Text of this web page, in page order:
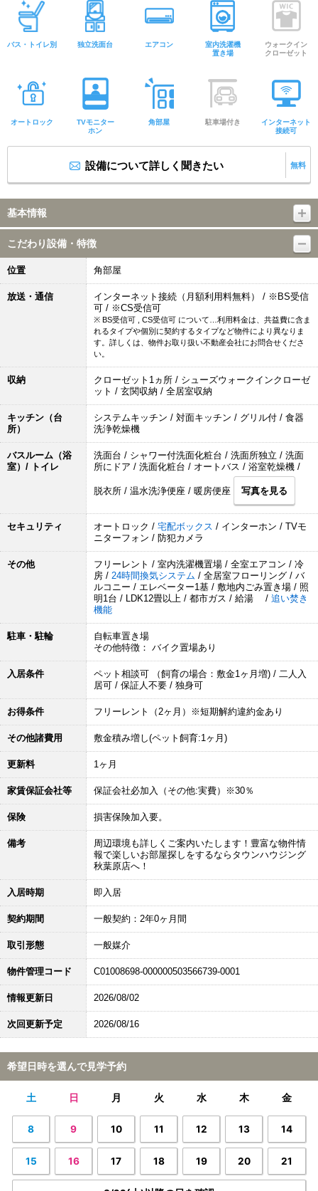
バス・トイレ別 独立洗面台 エアコン
室内洗濯機
置き場
ウォークイン
クローゼット
オートロック
TVモニター
ホン
角部屋 駐車場付き
インターネット
接続可
設備について詳しく聞きたい 無料
基本情報
こだわり設備・特徴
位置 角部屋
放送・通信
インターネット接続（月額利用料無料） / ※BS受信
可 / ※CS受信可
※ BS受信可 , CS受信可 について…利用料金は、共益費に含ま
れるタイプや個別に契約するタイプなど物件により異なりま
す。詳しくは、物件お取り扱い不動産会社にお問合せくださ
い。
収納
クローゼット1ヵ所 / シューズウォークインクローゼ
ット / 玄関収納 / 全居室収納
キッチン（台
所）
システムキッチン / 対面キッチン / グリル付 / 食器
洗浄乾燥機
バスルーム（浴
室）/ トイレ
洗面台 / シャワー付洗面化粧台 / 洗面所独立 / 洗面
所にドア / 洗面化粧台 / オートバス / 浴室乾燥機 /
脱衣所 / 温水洗浄便座 / 暖房便座 写真を見る
セキュリティ オートロック / 宅配ボックス / インターホン / TVモ
ニターフォン / 防犯カメラ
その他
フリーレント / 室内洗濯機置場 / 全室エアコン / 冷
房 / 24時間換気システム / 全居室フローリング / バ
ルコニー / エレベーター1基 / 敷地内ごみ置き場 / 照
明1台 / LDK12畳以上 / 都市ガス / 給湯 / 追い焚き
機能
駐車・駐輪
自転車置き場
その他特徴： バイク置場あり
入居条件
ペット相談可 （飼育の場合：敷金1ヶ月増) / 二人入
居可 / 保証人不要 / 独身可
お得条件 フリーレント（2ヶ月）※短期解約違約金あり
その他諸費用 敷金積み増し(ペット飼育:1ヶ月)
更新料 1ヶ月
家賃保証会社等 保証会社必加入（その他:実費）※30％
保険 損害保険加入要。
備考
周辺環境も詳しくご案内いたします！豊富な物件情
報で楽しいお部屋探しをするならタウンハウジング
秋葉原店へ！
入居時期 即入居
契約期間 一般契約：2年0ヶ月間
取引形態 一般媒介
物件管理コード C01008698-000000503566739-0001
情報更新日 2026/08/02
次回更新予定 2026/08/16
希望日時を選んで見学予約
土 日 月 火 水 木 金
8 9 10 11 12 13 14
15 16 17 18 19 20 21